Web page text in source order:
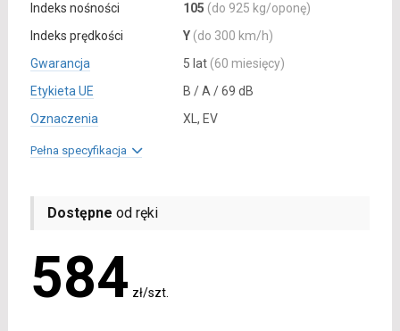
Indeks nośności
105 (do 925 kg/oponę)
Indeks prędkości
Y (do 300 km/h)
Gwarancja
5 lat (60 miesięcy)
Etykieta UE
B / A / 69 dB
Oznaczenia
XL, EV
Pełna specyfikacja
Dostępne od ręki
584 zł/szt.